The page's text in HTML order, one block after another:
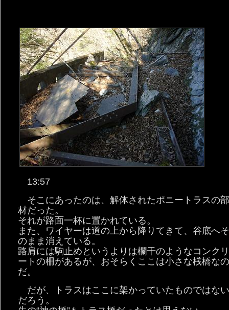
13:57
そこにあったのは、解体されたポニートラスの
材だった。
それが路面一杯に置かれている。
また、ワイヤーは道の上から降りてきて、谷底へ
のまま消えている。
路肩には駒止めというよりは欄干のようなコンク
ートの柵があるが、おそらくここは小さな桟橋な
だ。
だが、トラスはここに架かっていたものではな
だろう。